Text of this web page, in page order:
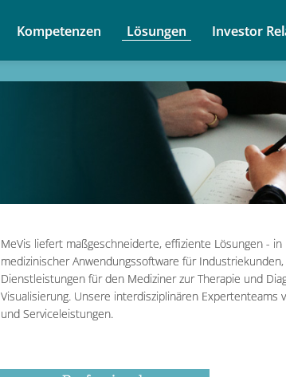
Kompetenzen Lösungen Investor
MeVis liefert maßgeschneiderte, effiziente Lösungen -
medizinischer Anwendungssoftware für
Dienstleistungen für den Mediziner zur Therapie und
Visualisierung. Unsere interdisziplinären Expertenteams
und Serviceleistungen.